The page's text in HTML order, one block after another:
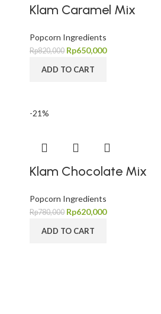
Klam Caramel Mix
Popcorn Ingredients
Rp820,000 Rp650,000
ADD TO CART
-21%
Klam Chocolate Mix
Popcorn Ingredients
Rp780,000 Rp620,000
ADD TO CART